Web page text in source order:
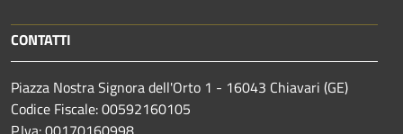
CONTATTI
Piazza Nostra Signora dell'Orto 1 - 16043 Chiavari (GE)
Codice Fiscale: 00592160105